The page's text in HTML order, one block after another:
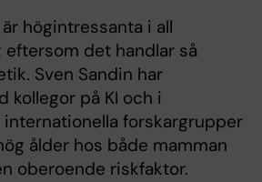
högintressanta i all
det handlar så
Sven Sandin har
kollegor på KI och i
forskargrupper
ålder hos både mamman
oberoende riskfaktor.